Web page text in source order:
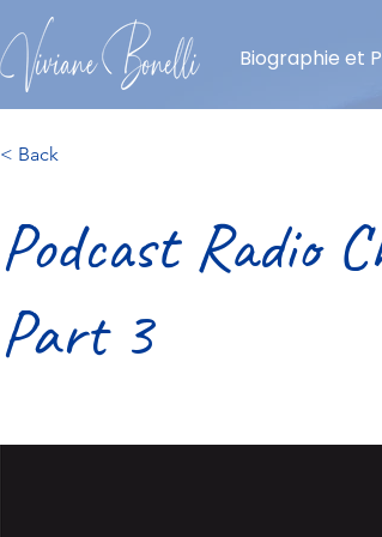
Biographie et
< Back
Podcast Radio
Part 3